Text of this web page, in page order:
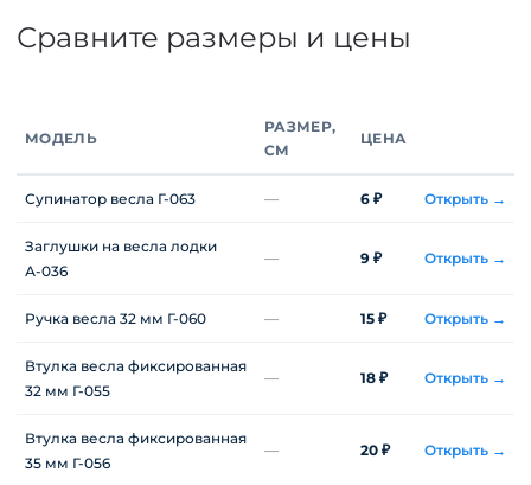
Сравните размеры и цены
МОДЕЛЬ
РАЗМЕР,
СМ
ЦЕНА
Супинатор весла Г-063 — 6 ₽ Открыть →
Заглушки на весла лодки
А-036
— 9 ₽ Открыть →
Ручка весла 32 мм Г-060 — 15 ₽ Открыть →
Втулка весла фиксированная
32 мм Г-055
— 18 ₽ Открыть →
Втулка весла фиксированная
35 мм Г-056
— 20 ₽ Открыть →